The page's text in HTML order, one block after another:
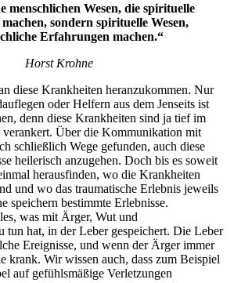
menschlichen Wesen, die spirituelle
sondern spirituelle Wesen,
Erfahrungen machen.“
Horst Krohne
diese Krankheiten heranzukommen. Nur
oder Helfern aus dem Jenseits ist
denn diese Krankheiten sind ja tief im
verankert. Über die Kommunikation mit
schließlich Wege gefunden, auch diese
heilerisch anzugehen. Doch bis es soweit
herausfinden, wo die Krankheiten
und wo das traumatische Erlebnis jeweils
speichern bestimmte Erlebnisse.
was mit Ärger, Wut und
tun hat, in der Leber gespeichert. Die Leber
Ereignisse, und wenn der Ärger immer
krank. Wir wissen auch, dass zum Beispiel
auf gefühlsmäßige Verletzungen